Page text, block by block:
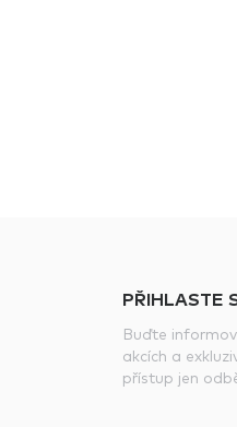
PŘIHLASTE
Buďte
akcích a
přístup jen